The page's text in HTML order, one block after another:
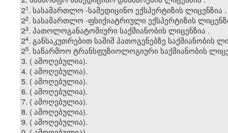
72​1. სასამართლო -სამედიცინო ექსპერტიზის ლიცენზია .
72​2. სასამართლო -ფსიქიატრიული ექსპერტიზის
72​3. პათოლოგანატომიური საქმიანობის ლიცენზია .
72​4. განსაკუთრებით საშიშ პათოგენებზე საქმიანობის
72​5. საწარმოო ტრანსფუზიოლოგიური საქმიანობის
73. ( ამოღებულია).
74. ( ამოღებულია).
75. ( ამოღებულია).
76. ( ამოღებულია).
77. ( ამოღებულია).
78. ( ამოღებულია).
79. ( ამოღებულია).